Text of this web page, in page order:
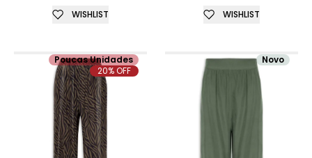
WISHLIST WISHLIST
Poucas Unidades
20% OFF
Novo